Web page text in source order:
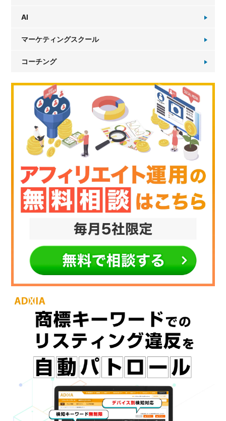
AI
マーケティングスクール
コーチング